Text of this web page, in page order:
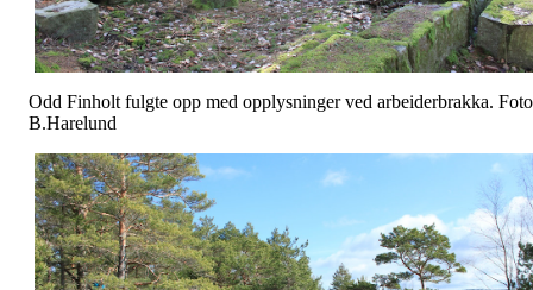
Odd Finholt fulgte opp med opplysninger ved arbeiderbrakka. Foto
B.Harelund